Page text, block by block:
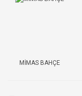
MİMAS BAHÇE